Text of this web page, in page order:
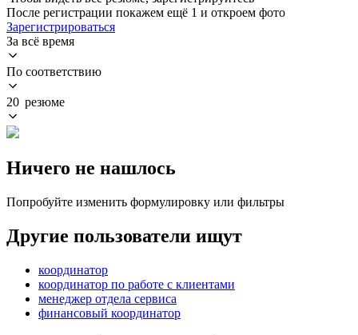
После регистрации покажем ещё 1 и откроем фото
Зарегистрироваться
За всё время
По соответствию
20 резюме
Ничего не нашлось
Попробуйте изменить формулировку или фильтры
Другие пользователи ищут
координатор
координатор по работе с клиентами
менеджер отдела сервиса
финансовый координатор